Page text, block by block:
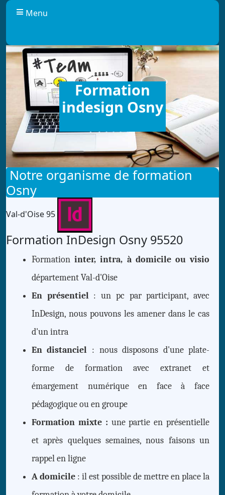
Menu
Formation
indesign Osny
Notre organisme de formation
Osny
Val-d'Oise 95
Formation InDesign Osny 95520
Formationinter, intra, à domicile ou visio
département Val-d'Oise
En présentiel: un pc par participant, avec
InDesign, nous pouvons les amener dans le cas
d'un intra
En distanciel : nous disposons d'une plate-
forme de formation avec extranet et
émargement numérique en face à face
pédagogique ou en groupe
Formation mixte : une partie en présentielle
et après quelques semaines, nous faisons un
rappel en ligne
A domicile: il est possible de mettre en place la
Panneau de gestion des cookies